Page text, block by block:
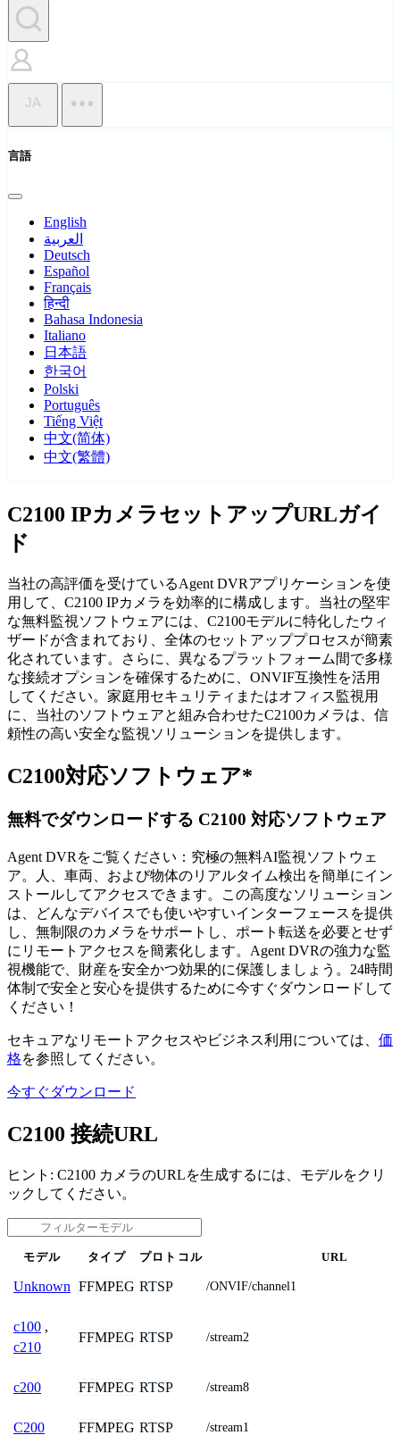
JA
言語
English
العربية
Deutsch
Español
Français
हिन्दी
Bahasa Indonesia
Italiano
日本語
한국어
Polski
Português
Tiếng Việt
中文(简体)
中文(繁體)
C2100 IPカメラセットアップURLガイ
ド
当社の高評価を受けているAgent DVRアプリケーションを使
用して、C2100 IPカメラを効率的に構成します。当社の堅牢
な無料監視ソフトウェアには、C2100モデルに特化したウィ
ザードが含まれており、全体のセットアッププロセスが簡素
化されています。さらに、異なるプラットフォーム間で多様
な接続オプションを確保するために、ONVIF互換性を活用
してください。家庭用セキュリティまたはオフィス監視用
に、当社のソフトウェアと組み合わせたC2100カメラは、信
頼性の高い安全な監視ソリューションを提供します。
C2100対応ソフトウェア*
無料でダウンロードする C2100 対応ソフトウェア
Agent DVRをご覧ください：究極の無料AI監視ソフトウェ
ア。人、車両、および物体のリアルタイム検出を簡単にイン
ストールしてアクセスできます。この高度なソリューション
は、どんなデバイスでも使いやすいインターフェースを提供
し、無制限のカメラをサポートし、ポート転送を必要とせず
にリモートアクセスを簡素化します。Agent DVRの強力な監
視機能で、財産を安全かつ効果的に保護しましょう。24時間
体制で安全と安心を提供するために今すぐダウンロードして
ください！
セキュアなリモートアクセスやビジネス利用については、 価
格を参照してください。
今すぐダウンロード
C2100 接続URL
ヒント: C2100 カメラのURLを生成するには、モデルをクリ
ックしてください。
モデル タイプ プロトコル URL
Unknown FFMPEG RTSP /ONVIF/channel1
c100 ,
c210
FFMPEG RTSP /stream2
c200 FFMPEG RTSP /stream8
C200 FFMPEG RTSP /stream1